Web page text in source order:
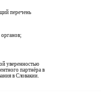
перечень
органов;
уверенностью
партнёра в
в Словакии.